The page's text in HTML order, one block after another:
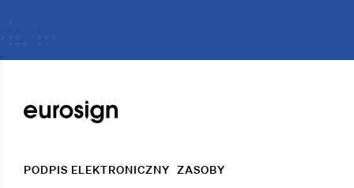
PODPIS ELEKTRONICZNY ZASOBY